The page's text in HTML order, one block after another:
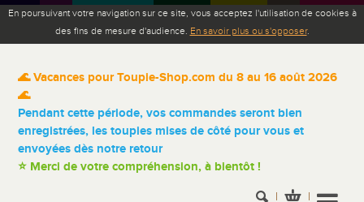
En poursuivant votre navigation sur ce site, vous acceptez l'utilisation de cookies à
des fins de mesure d'audience. En savoir plus ou s'opposer.
🌊 Vacances pour Toupie-Shop.com du 8 au 16 août 2026
🌊
Pendant cette période, vos commandes seront bien
enregistrées, les toupies mises de côté pour vous et
envoyées dès notre retour
⭐ Merci de votre compréhension, à bientôt !